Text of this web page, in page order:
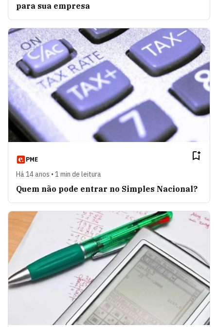
para sua empresa
PME
Há 14 anos • 1 min de leitura
Quem não pode entrar no Simples Nacional?